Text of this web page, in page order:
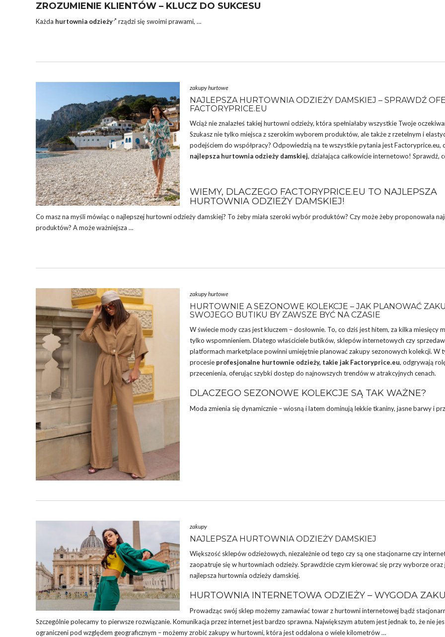
ZROZUMIENIE KLIENTÓW – KLUCZ DO SUKCESU
Każda hurtownia odzieży rządzi się swoimi prawami, …
zakupy hurtowe
NAJLEPSZA HURTOWNIA ODZIEŻY DAMSKIEJ – SPRAWDŹ
FACTORYPRICE.EU
Wciąż nie znalazłeś takiej hurtowni odzieży, która spełniałaby wszystkie Twoje
Szukasz nie tylko miejsca z szerokim wyborem produktów, ale także z rzetelnym i
podejściem do współpracy? Odpowiedzią na te wszystkie pytania jest Factoryprice.eu,
najlepsza hurtownia odzieży damskiej, działająca całkowicie internetowo! Sprawdź,
WIEMY, DLACZEGO FACTORYPRICE.EU TO NAJLEPSZA
HURTOWNIA ODZIEŻY DAMSKIEJ!
Co masz na myśli mówiąc o najlepszej hurtowni odzieży damskiej? To żeby miała szeroki wybór produktów? Czy może żeby proponowała
produktów? A może ważniejsza …
zakupy hurtowe
HURTOWNIE A SEZONOWE KOLEKCJE – JAK PLANOWAĆ
SWOJEGO BUTIKU BY ZAWSZE BYĆ NA CZASIE
W świecie mody czas jest kluczem – dosłownie. To, co dziś jest hitem, za kilka miesięcy
tylko wspomnieniem. Dlatego właściciele butików, sklepów internetowych czy
platformach marketplace powinni umiejętnie planować zakupy sezonowych kolekcji. W
procesie profesjonalne hurtownie odzieży, takie jak Factoryprice.eu, odgrywają
przecenienia, oferując szybki dostęp do najnowszych trendów w atrakcyjnych cenach.
DLACZEGO SEZONOWE KOLEKCJE SĄ TAK WAŻNE?
Moda zmienia się dynamicznie – wiosną i latem dominują lekkie tkaniny, jasne barwy i
zakupy
NAJLEPSZA HURTOWNIA ODZIEŻY DAMSKIEJ
Większość sklepów odzieżowych, niezależnie od tego czy są one stacjonarne czy
zaopatruje się w hurtowniach odzieży. Sprawdźcie czym kierować się przy wyborze oraz
najlepsza hurtownia odzieży damskiej.
HURTOWNIA INTERNETOWA ODZIEŻY – WYGODA
Prowadząc swój sklep możemy zamawiać towar z hurtowni internetowej bądź
Szczególnie polecamy to pierwsze rozwiązanie. Komunikacja przez internet jest bardzo sprawna. Największym atutem jest jednak to, że nie
ograniczeni pod względem geograficznym – możemy zrobić zakupy w hurtowni, która jest oddalona o wiele kilometrów …